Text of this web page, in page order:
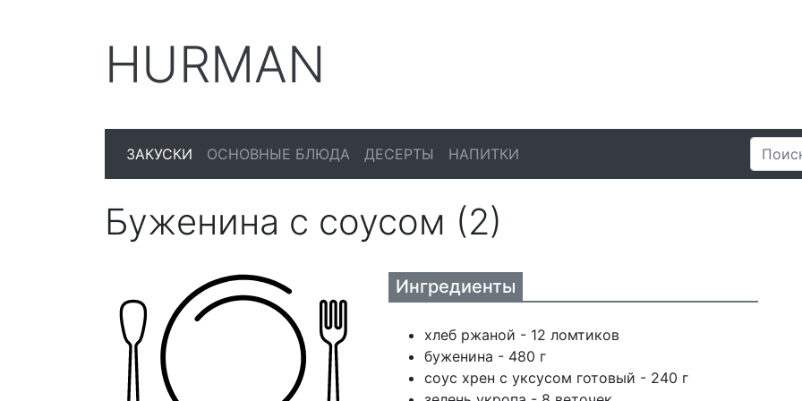
HURMAN
ЗАКУСКИ ОСНОВНЫЕ БЛЮДА ДЕСЕРТЫ НАПИТКИ
Буженина с соусом (2)
Ингредиенты
хлеб ржаной - 12 ломтиков
буженина - 480 г
соус хрен с уксусом готовый - 240 г